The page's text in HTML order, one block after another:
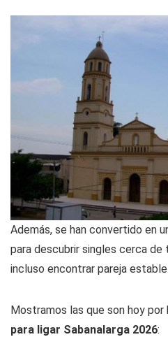
Además, se han convertido en
para descubrir singles cerca
incluso encontrar pareja estable.
Mostramos las que son hoy por
para ligar Sabanalarga 2026: